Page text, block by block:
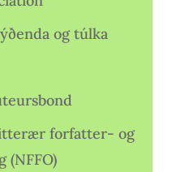
og túlka
forfatter- og
(NFFO)